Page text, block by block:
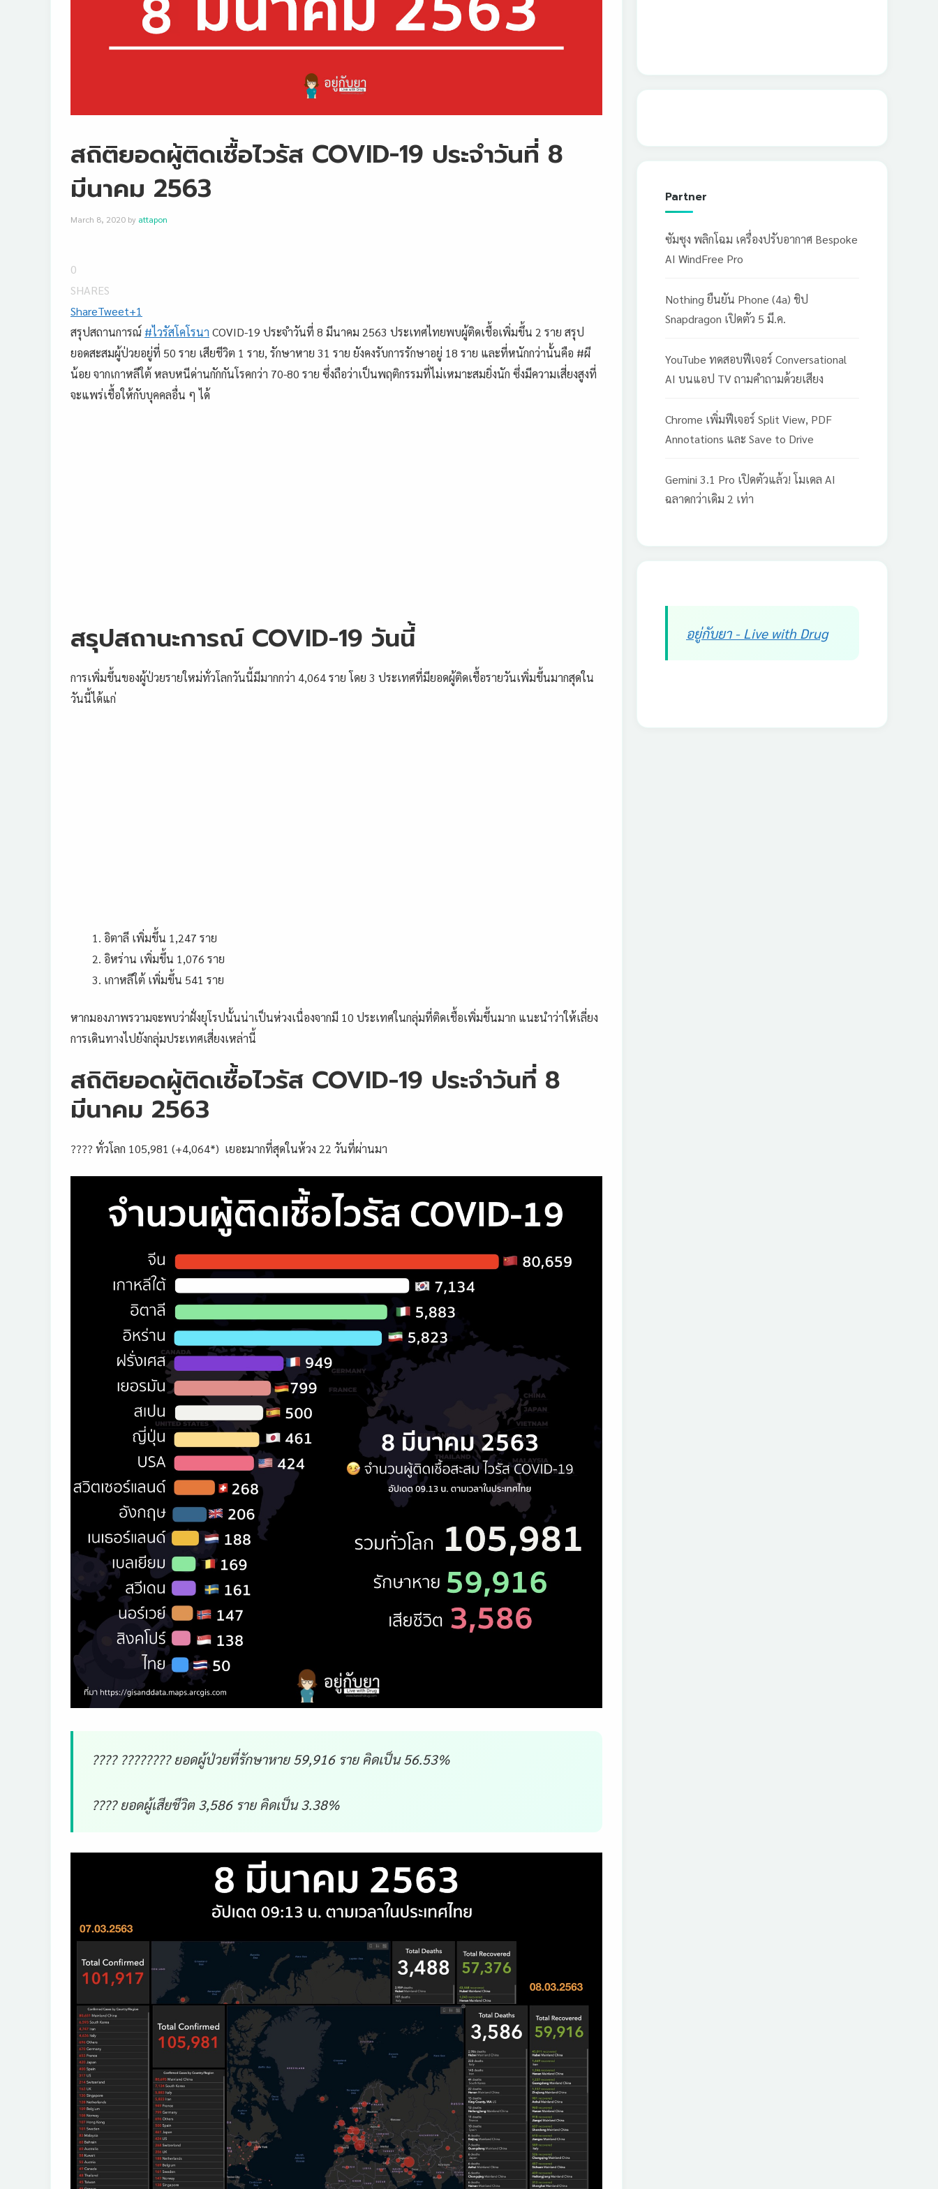
สถิติยอดผู้ติดเชื้อไวรัส COVID-19 ประจำวันที่ 8
มีนาคม 2563
March 8, 2020 by attapon
0
SHARES
ShareTweet+1
สรุปสถานการณ์ #ไวรัสโคโรนา COVID-19 ประจำวันที่ 8 มีนาคม 2563 ประเทศไทยพบผู้ติดเชื้อเพิ่มขึ้น 2 ราย สรุป
ยอดสะสมผู้ป่วยอยู่ที่ 50 ราย เสียชีวิต 1 ราย, รักษาหาย 31 ราย ยังคงรับการรักษาอยู่ 18 ราย และที่หนักกว่านั้นคือ #ผี
น้อย จากเกาหลีใต้ หลบหนีด่านกักกันโรคกว่า 70-80 ราย ซึ่งถือว่าเป็นพฤติกรรมที่ไม่เหมาะสมยิ่งนัก ซึ่งมีความเสี่ยงสูงที่
จะแพร่เชื้อให้กับบุคคลอื่น ๆ ได้
สรุปสถานะการณ์ COVID-19 วันนี้
การเพิ่มขึ้นของผู้ป่วยรายใหม่ทั่วโลกวันนี้มีมากกว่า 4,064 ราย โดย 3 ประเทศที่มียอดผู้ติดเชื้อรายวันเพิ่มขึ้นมากสุดใน
วันนี้ได้แก่
อิตาลี เพิ่มขึ้น 1,247 ราย
อิหร่าน เพิ่มขึ้น 1,076 ราย
เกาหลีใต้ เพิ่มขึ้น 541 ราย
หากมองภาพรวามจะพบว่าฝั่งยุโรปนั้นน่าเป็นห่วงเนื่องจากมี 10 ประเทศในกลุ่มที่ติดเชื้อเพิ่มขึ้นมาก แนะนำว่าให้เลี่ยง
การเดินทางไปยังกลุ่มประเทศเสี่ยงเหล่านี้
สถิติยอดผู้ติดเชื้อไวรัส COVID-19 ประจำวันที่ 8
มีนาคม 2563
???? ทั่วโลก 105,981 (+4,064*) เยอะมากที่สุดในห้วง 22 วันที่ผ่านมา
???? ???????? ยอดผู้ป่วยที่รักษาหาย 59,916 ราย คิดเป็น 56.53%
???? ยอดผู้เสียชีวิต 3,586 ราย คิดเป็น 3.38%
Partner
ซัมซุง พลิกโฉม เครื่องปรับอากาศ Bespoke
AI WindFree Pro
Nothing ยืนยัน Phone (4a) ชิป
Snapdragon เปิดตัว 5 มี.ค.
YouTube ทดสอบฟีเจอร์ Conversational
AI บนแอป TV ถามคำถามด้วยเสียง
Chrome เพิ่มฟีเจอร์ Split View, PDF
Annotations และ Save to Drive
Gemini 3.1 Pro เปิดตัวแล้ว! โมเดล AI
ฉลาดกว่าเดิม 2 เท่า
อยู่กับยา - Live with Drug